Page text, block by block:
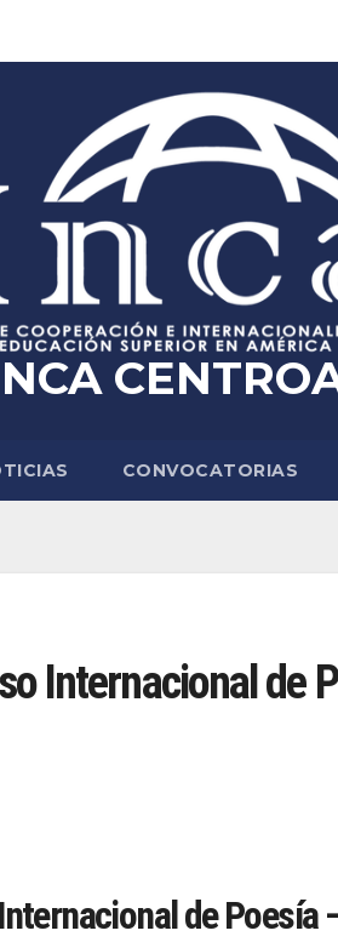
CONVOCATORIAS
Internacional de
de Poesía